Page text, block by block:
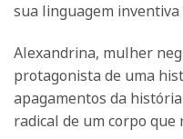
sua linguagem inventiva
Alexandrina, mulher
protagonista de uma
apagamentos da
radical de um corpo que